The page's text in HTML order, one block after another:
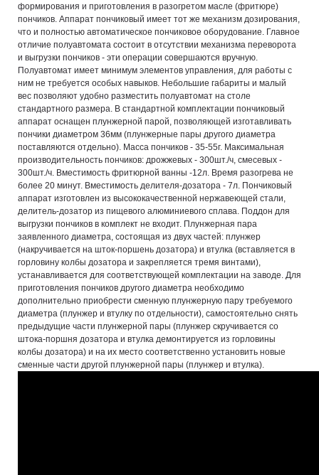
формирования и приготовления в разогретом масле (фритюре)
пончиков. Аппарат пончиковый имеет тот же механизм дозирования,
что и полностью автоматическое пончиковое оборудование. Главное
отличие полуавтомата состоит в отсутствии механизма переворота
и выгрузки пончиков - эти операции совершаются вручную.
Полуавтомат имеет минимум элементов управления, для работы с
ним не требуется особых навыков. Небольшие габариты и малый
вес позволяют удобно разместить полуавтомат на столе
стандартного размера. В стандартной комплектации пончиковый
аппарат оснащен плунжерной парой, позволяющей изготавливать
пончики диаметром 36мм (плунжерные пары другого диаметра
поставляются отдельно). Масса пончиков - 35-55г. Максимальная
производительность пончиков: дрожжевых - 300шт./ч, смесевых -
300шт./ч. Вместимость фритюрной ванны -12л. Время разогрева не
более 20 минут. Вместимость делителя-дозатора - 7л. Пончиковый
аппарат изготовлен из высококачественной нержавеющей стали,
делитель-дозатор из пищевого алюминиевого сплава. Поддон для
выгрузки пончиков в комплект не входит. Плунжерная пара
заявленного диаметра, состоящая из двух частей: плунжер
(накручивается на шток-поршень дозатора) и втулка (вставляется в
горловину колбы дозатора и закрепляется тремя винтами),
устанавливается для соответствующей комплектации на заводе. Для
приготовления пончиков другого диаметра необходимо
дополнительно приобрести сменную плунжерную пару требуемого
диаметра (плунжер и втулку по отдельности), самостоятельно снять
предыдущие части плунжерной пары (плунжер скручивается со
штока-поршня дозатора и втулка демонтируется из горловины
колбы дозатора) и на их место соответственно установить новые
сменные части другой плунжерной пары (плунжер и втулка).